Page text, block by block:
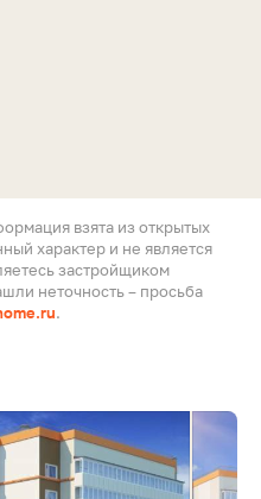
взята из открытых
характер и не является
застройщиком
неточность – просьба
.